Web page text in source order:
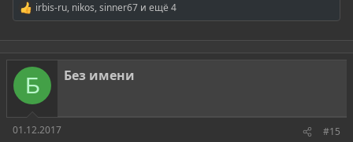
Р
е
а
к
ц
и
:
irbis-ru, nikos,sinner67 и ещё 4
Б Без имени
01.12.2017 #15